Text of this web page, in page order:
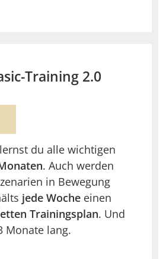
Training 2.0
du alle wichtigen
. Auch werden
in Bewegung
jede Woche einen
Trainingsplan. Und
Monate lang.